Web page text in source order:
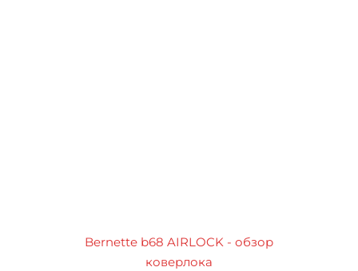
Bernette b68 AIRLOCK - обзор
коверлока